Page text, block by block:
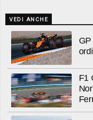
VEDI ANCHE
F1